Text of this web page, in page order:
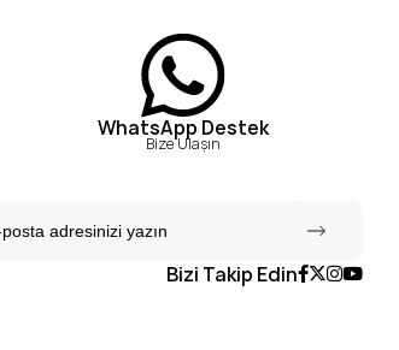
WhatsApp Destek
Bize Ulaşın
Bizi Takip Edin